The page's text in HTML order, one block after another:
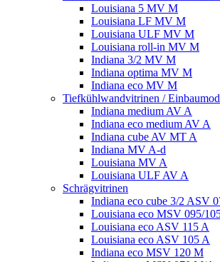
Louisiana 5 MV M
Louisiana LF MV M
Louisiana ULF MV M
Louisiana roll-in MV M
Indiana 3/2 MV M
Indiana optima MV M
Indiana eco MV M
Tiefkühlwandvitrinen /
Indiana medium AV A
Indiana eco medium AV A
Indiana cube AV MT A
Indiana MV A-d
Louisiana MV A
Louisiana ULF AV A
Schrägvitrinen
Indiana eco cube 3/2 ASV
Louisiana eco MSV 095/
Louisiana eco ASV 115 A
Louisiana eco ASV 105 A
Indiana eco MSV 120 M